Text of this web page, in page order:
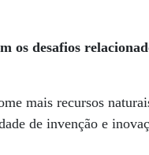
os desafios
mais recursos
de invenção e